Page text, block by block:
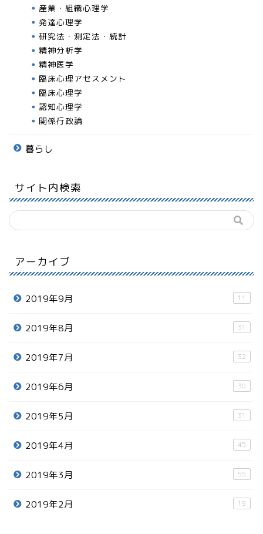
産業・組織心理学
発達心理学
研究法・測定法・統計
精神分析学
精神医学
臨床心理アセスメント
臨床心理学
認知心理学
関係行政論
暮らし
サイト内検索
アーカイブ
2019年9月 11
2019年8月 31
2019年7月 32
2019年6月 30
2019年5月 31
2019年4月 45
2019年3月 55
2019年2月 19